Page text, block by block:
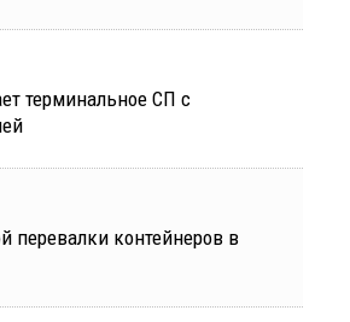
терминальное СП с
перевалки контейнеров в